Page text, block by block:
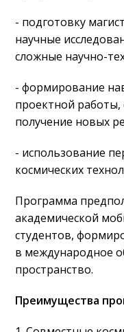
- подготовку
научные
сложные научно-
- формирование
проектной
получение новых
- использование
космических
Программа
академической
студентов,
в международное
пространство.
Преимущества